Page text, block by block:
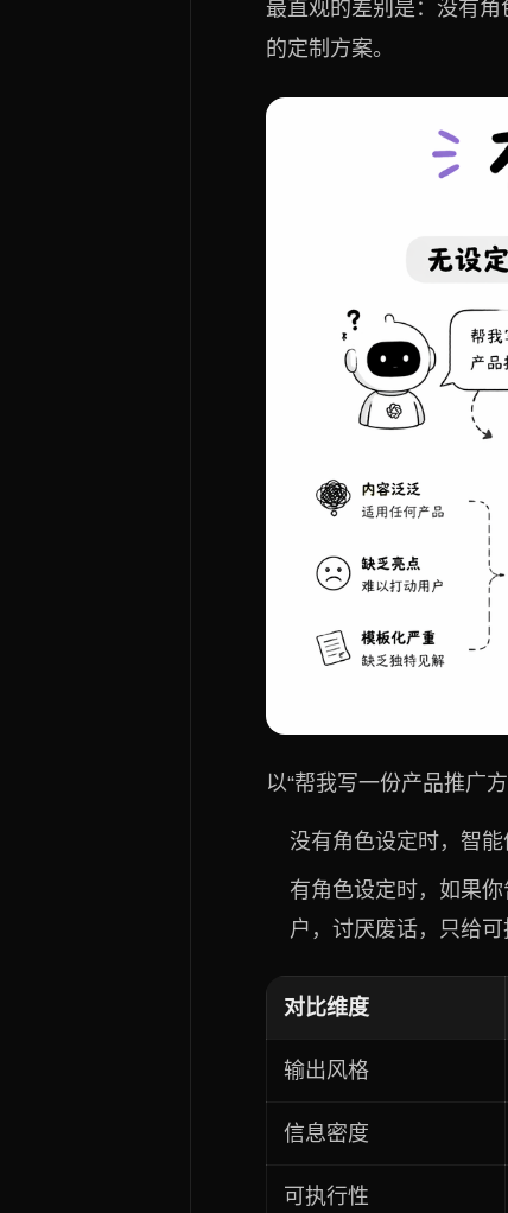
最直观的差别是：没有
的定制方案。
以“帮我写一份产品推广方
没有角色设定时，智
有角色设定时，如果
户，讨厌废话，只给可
对比维度
输出风格
信息密度
可执行性